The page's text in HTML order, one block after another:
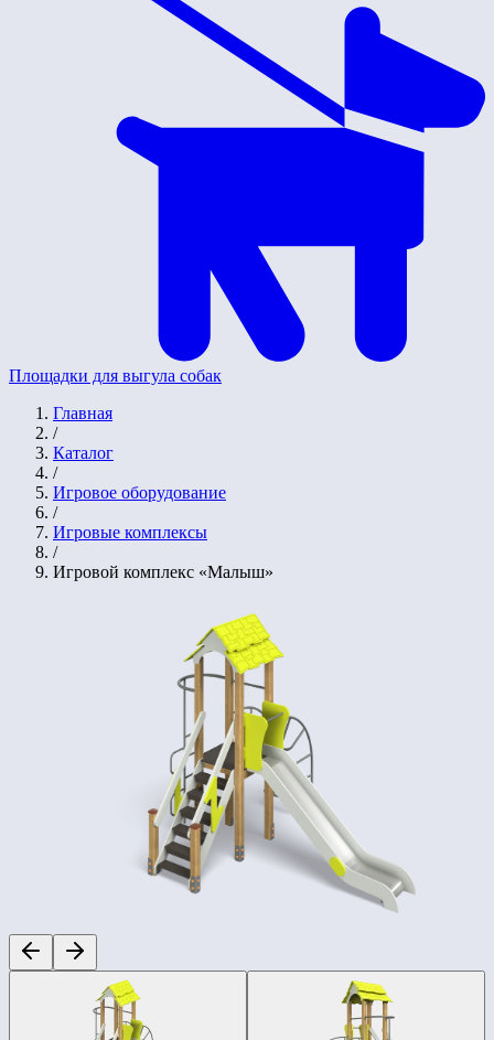
Площадки для выгула собак
Главная
/
Каталог
/
Игровое оборудование
/
Игровые комплексы
/
Игровой комплекс «Малыш»